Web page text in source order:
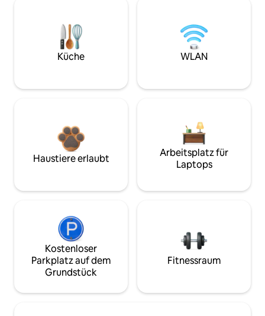
Küche WLAN
Haustiere erlaubt
Arbeitsplatz für
Laptops
Kostenloser
Parkplatz auf dem
Grundstück
Fitnessraum